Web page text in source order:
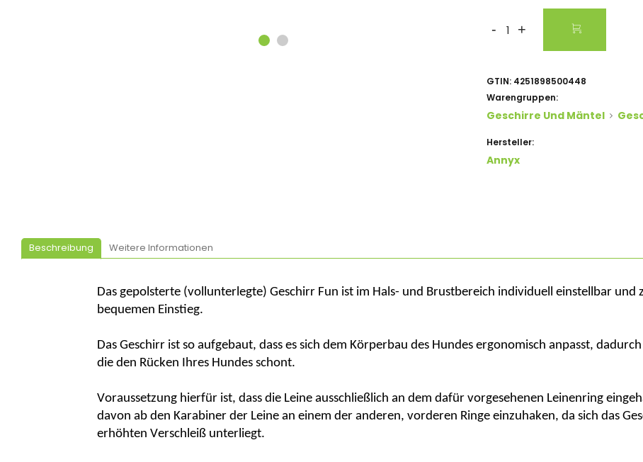
- +
GTIN: 4251898500448
Warengruppen:
Geschirre Und Mäntel
Hersteller:
Annyx
Beschreibung Weitere Informationen
Das gepolsterte (vollunterlegte) Geschirr Fun ist im Hals- und Brustbereich individuell einstellbar und
bequemen Einstieg.
Das Geschirr ist so aufgebaut, dass es sich dem Körperbau des Hundes ergonomisch anpasst,
die den Rücken Ihres Hundes schont.
Voraussetzung hierfür ist, dass die Leine ausschließlich an dem dafür vorgesehenen Leinenring
davon ab den Karabiner der Leine an einem der anderen, vorderen Ringe einzuhaken, da sich das
erhöhten Verschleiß unterliegt.